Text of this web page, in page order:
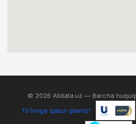
© 2026 Alldata.uz — Barcha
To'lovga qabul qilamiz!